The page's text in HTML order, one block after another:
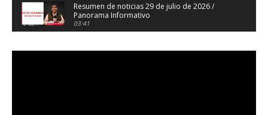
Resumen de noticias 29 de julio de 2026 /
Panorama Informativo
03:41
Panorama Informativo